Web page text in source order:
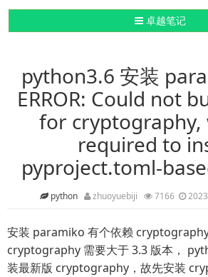
导航切换
卓越笔记
python3.6 安装
ERROR: Could not
for cryptography,
required to
pyproject.toml-
python zhuoyuebiji 7166
安装 paramiko 有个依赖
cryptography 需要大于 3.3 版本，
装最新版 cryptography，故先安装